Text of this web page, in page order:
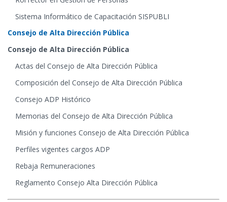
Sistema Informático de Capacitación SISPUBLI
Consejo de Alta Dirección Pública
Consejo de Alta Dirección Pública
Actas del Consejo de Alta Dirección Pública
Composición del Consejo de Alta Dirección Pública
Consejo ADP Histórico
Memorias del Consejo de Alta Dirección Pública
Misión y funciones Consejo de Alta Dirección Pública
Perfiles vigentes cargos ADP
Rebaja Remuneraciones
Reglamento Consejo Alta Dirección Pública